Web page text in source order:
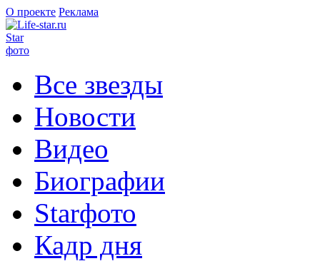
О проекте Реклама
Star
фото
Все звезды
Новости
Видео
Биографии
Starфото
Кадр дня